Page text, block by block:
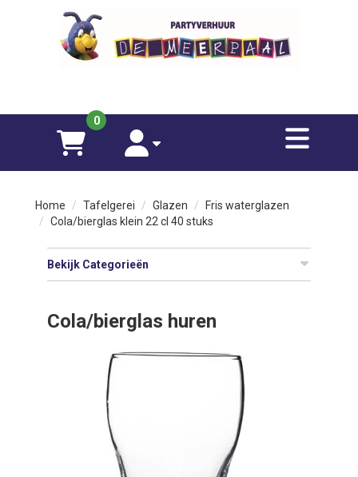
winkelwagen
0
account toggle
sluiten
Home Tafelgerei Glazen
Fris waterglazen
Cola/bierglas klein 22 cl 40 stuks
Bekijk Categorieën
Cola/bierglas huren